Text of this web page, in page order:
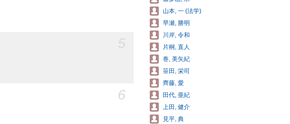
6
山本, 一 (法学)
早瀬, 勝明
川岸, 令和
片桐, 直人
巻, 美矢紀
笹田, 栄司
齊藤, 愛
田代, 亜紀
上田, 健介
見平, 典